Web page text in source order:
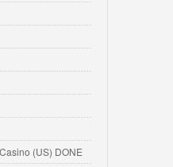
(US) DONE